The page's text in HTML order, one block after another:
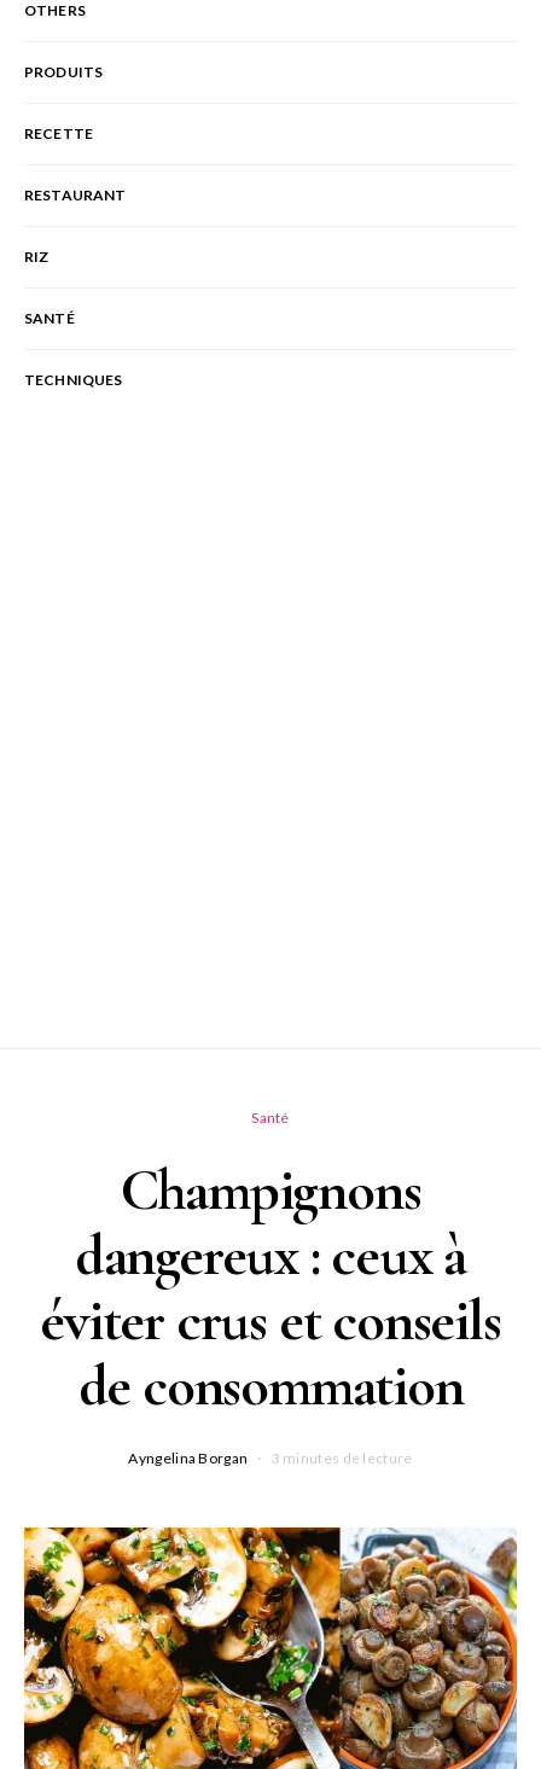
OTHERS
PRODUITS
RECETTE
RESTAURANT
RIZ
SANTÉ
TECHNIQUES
Santé
Champignons
dangereux : ceux à
éviter crus et conseils
de consommation
Ayngelina Borgan 3 minutes de lecture